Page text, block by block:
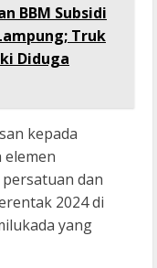
BBM Subsidi
Truk
Diduga
kepada
dan
2024 di
yang